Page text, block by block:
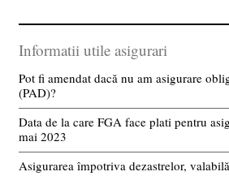
Informatii utile asigurari
Pot fi amendat dacă nu am asigurare
(PAD)?
Data de la care FGA face plati pentru
mai 2023
Asigurarea împotriva dezastrelor,